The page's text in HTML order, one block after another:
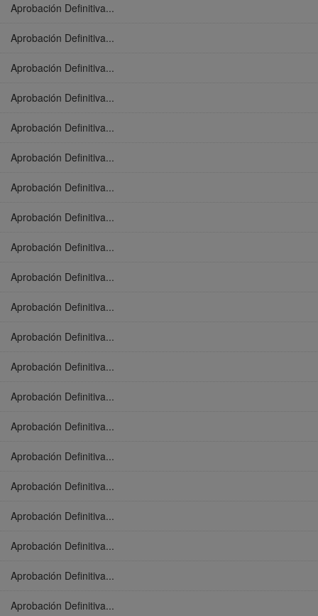
Aprobación Definitiva...
Aprobación Definitiva...
Aprobación Definitiva...
Aprobación Definitiva...
Aprobación Definitiva...
Aprobación Definitiva...
Aprobación Definitiva...
Aprobación Definitiva...
Aprobación Definitiva...
Aprobación Definitiva...
Aprobación Definitiva...
Aprobación Definitiva...
Aprobación Definitiva...
Aprobación Definitiva...
Aprobación Definitiva...
Aprobación Definitiva...
Aprobación Definitiva...
Aprobación Definitiva...
Aprobación Definitiva...
Aprobación Definitiva...
Aprobación Definitiva...